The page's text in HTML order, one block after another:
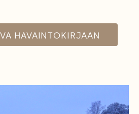
HAVAINTOKIRJAAN